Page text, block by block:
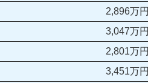
2,896万円
3,047万円
2,801万円
3,451万円